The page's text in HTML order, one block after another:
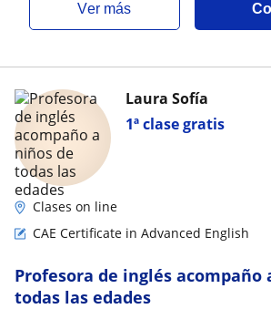
ver más
1ª clase gratis
Laura Sofía
Clases on line
CAE Certificate in Advanced English
Profesora de inglés acompaño
todas las edades